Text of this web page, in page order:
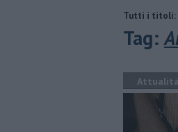
Tutti i titoli:
Ventimila cartoline per
Tag:
Attualità